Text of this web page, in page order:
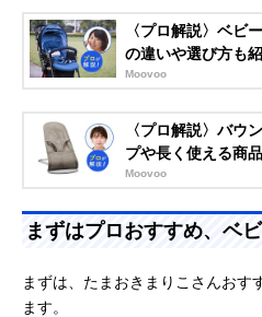
〈プロ解説〉ベビ
の違いや選び方も
Moovoo
〈プロ解説〉バウ
プや長く使える商
Moovoo
まずはプロおすすめ、ベ
まずは、たまおきまりこさんおす
ます。